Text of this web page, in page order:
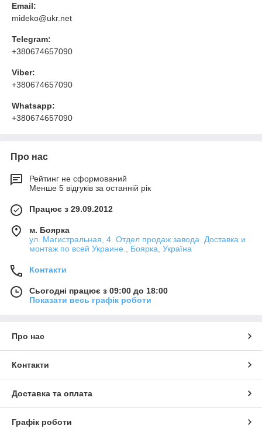
Email:
mideko@ukr.net
Telegram:
+380674657090
Viber:
+380674657090
Whatsapp:
+380674657090
Про нас
Рейтинг не сформований
Менше 5 відгуків за останній рік
Працює з 29.09.2012
м. Боярка
ул. Магистральная, 4. Отдел продаж завода. Доставка и
монтаж по всей Украине., Боярка, Україна
Контакти
Сьогодні працює з 09:00 до 18:00
Показати весь графік роботи
Про нас
Контакти
Доставка та оплата
Графік роботи